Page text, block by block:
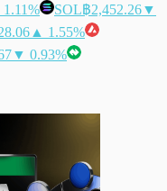
SOL฿2,452.26▼
▲ 1.55%
▼ 0.93%